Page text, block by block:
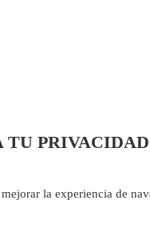
TU PRIVACIDAD
la experiencia de